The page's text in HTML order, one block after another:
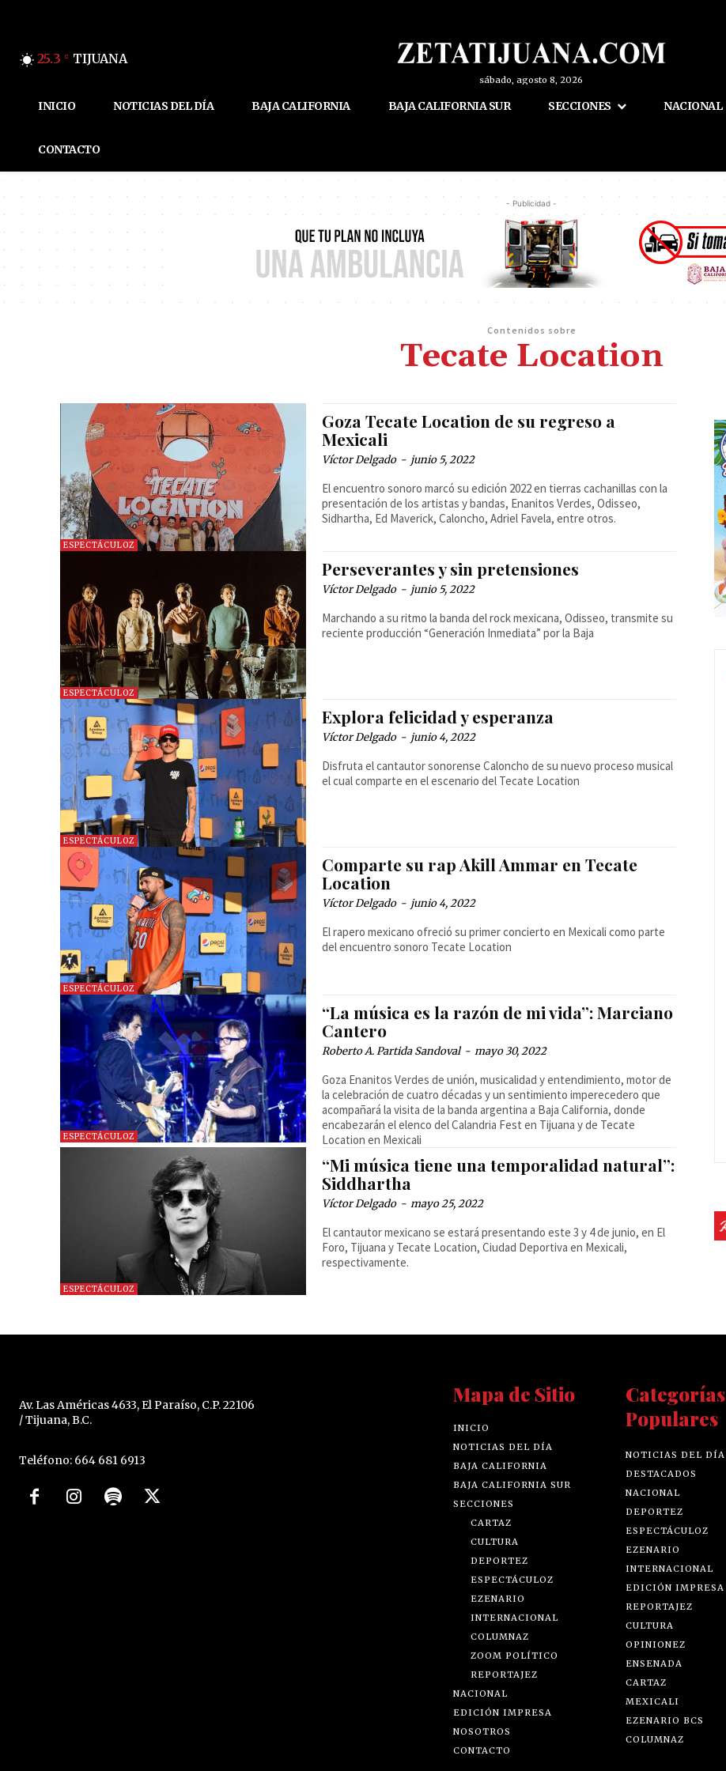
25.3 C TIJUANA
sábado, agosto 8, 2026
INICIO NOTICIAS DEL DÍA BAJA CALIFORNIA BAJA CALIFORNIA SUR SECCIONES NACIONAL
CONTACTO
- Publicidad -
Contenidos sobre
Tecate Location
ESPECTÁCULOZ
Goza Tecate Location de su regreso a
Mexicali
Víctor Delgado - junio 5, 2022
El encuentro sonoro marcó su edición 2022 en tierras cachanillas con la
presentación de los artistas y bandas, Enanitos Verdes, Odisseo,
Sidhartha, Ed Maverick, Caloncho, Adriel Favela, entre otros.
ESPECTÁCULOZ
Perseverantes y sin pretensiones
Víctor Delgado - junio 5, 2022
Marchando a su ritmo la banda del rock mexicana, Odisseo, transmite su
reciente producción “Generación Inmediata” por la Baja
ESPECTÁCULOZ
Explora felicidad y esperanza
Víctor Delgado - junio 4, 2022
Disfruta el cantautor sonorense Caloncho de su nuevo proceso musical
el cual comparte en el escenario del Tecate Location
ESPECTÁCULOZ
Comparte su rap Akill Ammar en Tecate
Location
Víctor Delgado - junio 4, 2022
El rapero mexicano ofreció su primer concierto en Mexicali como parte
del encuentro sonoro Tecate Location
ESPECTÁCULOZ
“La música es la razón de mi vida”: Marciano
Cantero
Roberto A. Partida Sandoval - mayo 30, 2022
Goza Enanitos Verdes de unión, musicalidad y entendimiento, motor de
la celebración de cuatro décadas y un sentimiento imperecedero que
acompañará la visita de la banda argentina a Baja California, donde
encabezarán el elenco del Calandria Fest en Tijuana y de Tecate
Location en Mexicali
ESPECTÁCULOZ
“Mi música tiene una temporalidad natural”:
Siddhartha
Víctor Delgado - mayo 25, 2022
El cantautor mexicano se estará presentando este 3 y 4 de junio, en El
Foro, Tijuana y Tecate Location, Ciudad Deportiva en Mexicali,
respectivamente.
Av. Las Américas 4633, El Paraíso, C.P. 22106
/ Tijuana, B.C.
Teléfono: 664 681 6913
Mapa de Sitio
INICIO
NOTICIAS DEL DÍA
BAJA CALIFORNIA
BAJA CALIFORNIA SUR
SECCIONES
CARTAZ
CULTURA
DEPORTEZ
ESPECTÁCULOZ
EZENARIO
INTERNACIONAL
COLUMNAZ
ZOOM POLÍTICO
REPORTAJEZ
NACIONAL
EDICIÓN IMPRESA
NOSOTROS
CONTACTO
Categorías
Populares
NOTICIAS DEL DÍA
DESTACADOS
NACIONAL
DEPORTEZ
ESPECTÁCULOZ
EZENARIO
INTERNACIONAL
EDICIÓN IMPRESA
REPORTAJEZ
CULTURA
OPINIONEZ
ENSENADA
CARTAZ
MEXICALI
EZENARIO BCS
COLUMNAZ